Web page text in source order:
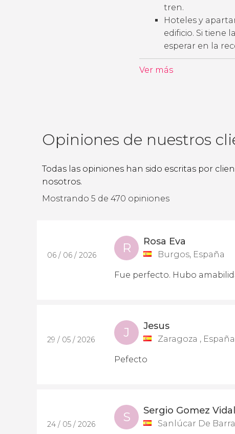
tren.
Hoteles y
edificio. Si tiene
esperar en la
Ver más
Opiniones de nuestros
Todas las opiniones han sido escritas por
nosotros.
Mostrando 5 de 470 opiniones
06 / 06 / 2026 R Rosa Eva
Burgos, España
Fue perfecto. Hubo
29 / 05 / 2026 J Jesus
Zaragoza , España
Pefecto
24 / 05 / 2026 S Sergio Gomez Vidal
Sanlúcar De